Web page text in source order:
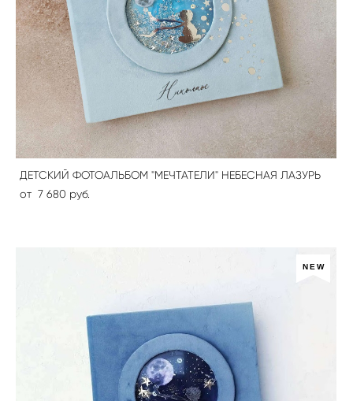
ДЕТСКИЙ ФОТОАЛЬБОМ "МЕЧТАТЕЛИ" НЕБЕСНАЯ ЛАЗУРЬ
от 7 680 pуб.
NEW